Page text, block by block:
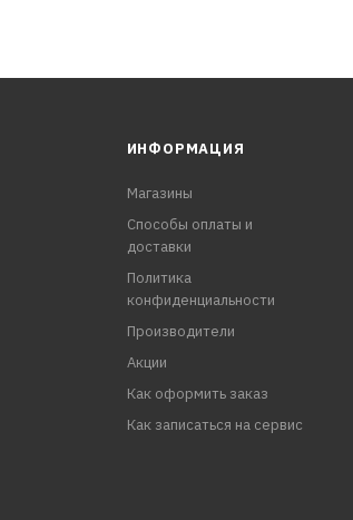
ИНФОРМАЦИЯ
Магазины
Способы оплаты и
доставки
Политика
конфиденциальности
Производители
Акции
Как оформить заказ
Как записаться на сервис